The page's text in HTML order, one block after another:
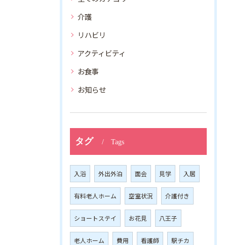
介護
リハビリ
アクティビティ
お食事
お知らせ
タグ Tags
入浴 外出外泊 面会 見学 入居
有料老人ホーム 空室状況 介護付き
ショートステイ お花見 八王子
老人ホーム 費用 看護師 駅チカ